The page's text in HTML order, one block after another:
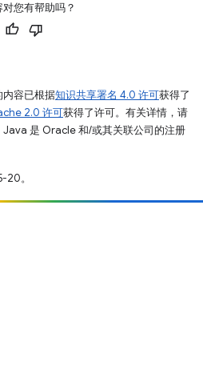
您有帮助吗？
容已根据知识共享署名 4.0 许可获得了
2.0 许可获得了许可。有关详情，请
Java 是 Oracle 和/或其关联公司的注册
20。